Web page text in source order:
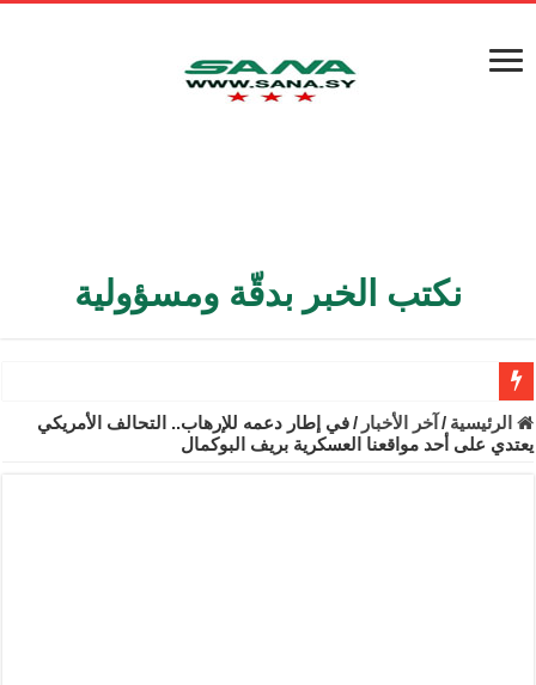
نكتب الخبر بدقّة ومسؤولية
الأمن الداخلي يعثر على مقبرة جماعية في ريف اللاذقية تضم 9 جثامين
الوزير الشيباني يبحث في باريس تعزيز الاستقرار في سوريا
الرئيسية / آخر الأخبار /في إطار دعمه للإرهاب.. التحالف الأمريكي
يعتدي على أحد مواقعنا العسكرية بريف البوكمال